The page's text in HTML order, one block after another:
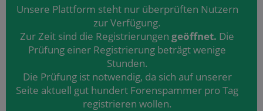
Unsere Plattform steht nur überprüften Nutzern
zur Verfügung.
Zur Zeit sind die Registrierungen geöffnet. Die
Prüfung einer Registrierung beträgt wenige
Stunden.
Die Prüfung ist notwendig, da sich auf unserer
Seite aktuell gut hundert Forenspammer pro Tag
registrieren wollen.